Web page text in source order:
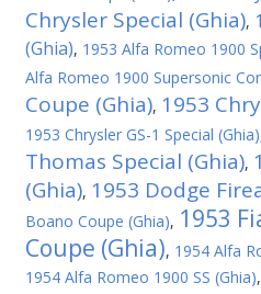
Chrysler Special (Ghia),
(Ghia), 1953 Alfa Romeo 1900
Alfa Romeo 1900 Supersonic
Coupe (Ghia), 1953
1953 Chrysler GS-1 Special (Ghia)
Thomas Special (Ghia),
(Ghia), 1953 Dodge
Boano Coupe (Ghia), 1953
Coupe (Ghia), 1954 Alfa
1954 Alfa Romeo 1900 SS (Ghia),